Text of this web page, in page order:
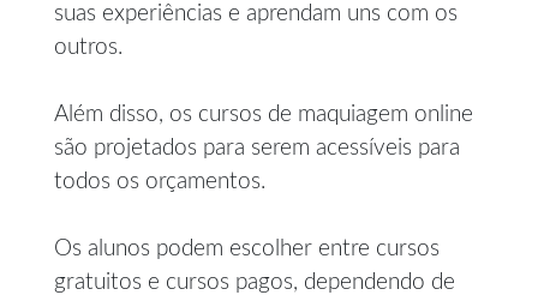
suas experiências e aprendam uns com os
outros.
Além disso, os cursos de maquiagem online
são projetados para serem acessíveis para
todos os orçamentos.
Os alunos podem escolher entre cursos
gratuitos e cursos pagos, dependendo de